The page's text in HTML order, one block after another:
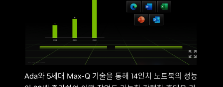
Ada와 5세대 Max-Q 기술을 통해 14인치 노트북의 성능